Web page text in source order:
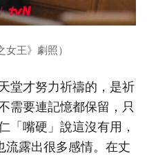
女王》劇照）
堂才努力祈禱的，是祈
需要連記憶都保留，只
「嘴硬」說這沒有用，
流露出很多感情。在丈